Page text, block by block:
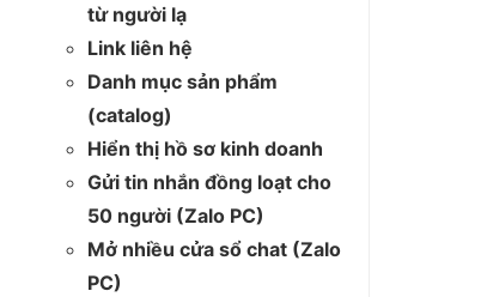
từ người lạ
Link liên hệ
Danh mục sản phẩm
(catalog)
Hiển thị hồ sơ kinh doanh
Gửi tin nhắn đồng loạt cho
50 người (Zalo PC)
Mở nhiều cửa sổ chat (Zalo
PC)